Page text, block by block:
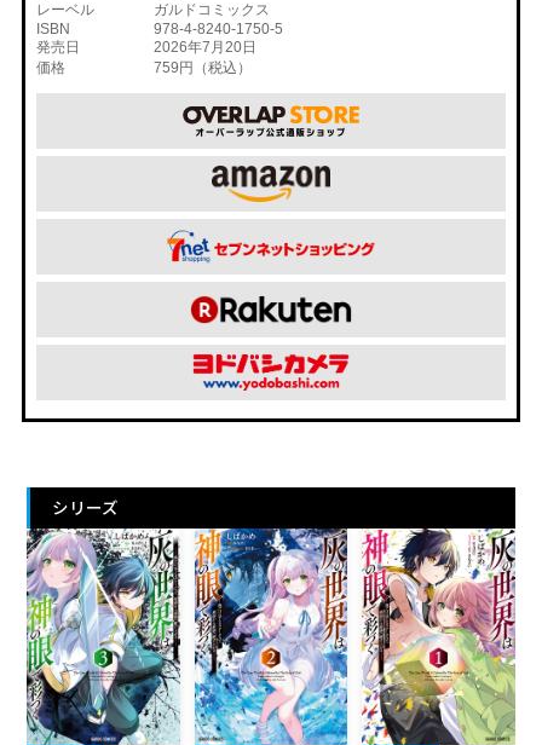
レーベル
ガルドコミックス
ISBN
978-4-8240-1750-5
発売日
2026年7月20日
価格
759円（税込）
シリーズ